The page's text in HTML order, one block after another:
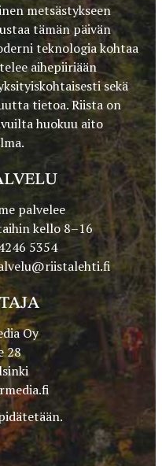
metsästykseen
tämän päivän
teknologia kohtaa
aihepiiriään
sekä
tietoa. Riista on
huokuu aito
palvelee
kello 8–16
5354
Oy
28